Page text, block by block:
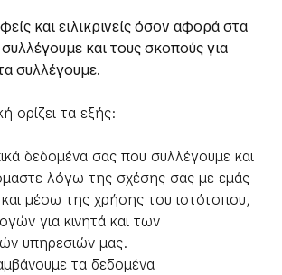
και ειλικρινείς όσον αφορά στα
και τους σκοπούς για
συλλέγουμε.
ορίζει τα εξής:
δεδομένα σας που συλλέγουμε και
λόγω της σχέσης σας με εμάς
μέσω της χρήσης του ιστότοπου,
για κινητά και των
υπηρεσιών μας.
τα δεδομένα